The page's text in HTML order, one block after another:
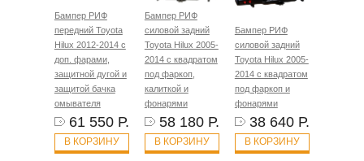
Бампер РИФ
передний Toyota
Hilux 2012-2014 с
доп. фарами,
защитной дугой и
защитой бачка
омывателя
61 550 Р.
В КОРЗИНУ
Бампер РИФ
силовой задний
Toyota Hilux 2005-
2014 с квадратом
под фаркоп,
калиткой и
фонарями
58 180 Р.
В КОРЗИНУ
Бампер РИФ
силовой задний
Toyota Hilux 2005-
2014 с квадратом
под фаркоп и
фонарями
38 640 Р.
В КОРЗИНУ